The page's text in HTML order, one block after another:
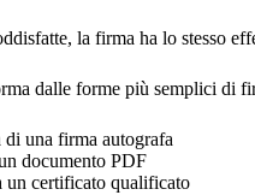
la firma ha lo stesso
dalle forme più semplici di
di una firma autografa
documento PDF
un certificato qualificato